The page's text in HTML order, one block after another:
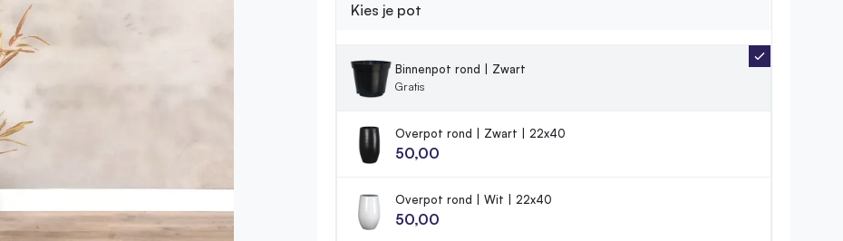
Kies je pot
Binnenpot rond | Zwart
Gratis
Overpot rond | Zwart | 22x40
50,00
Overpot rond | Wit | 22x40
50,00